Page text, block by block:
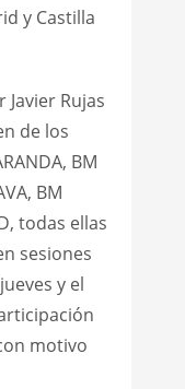
y Castilla
Rujas
de los
BM
BM
todas ellas
sesiones
y el
motivo